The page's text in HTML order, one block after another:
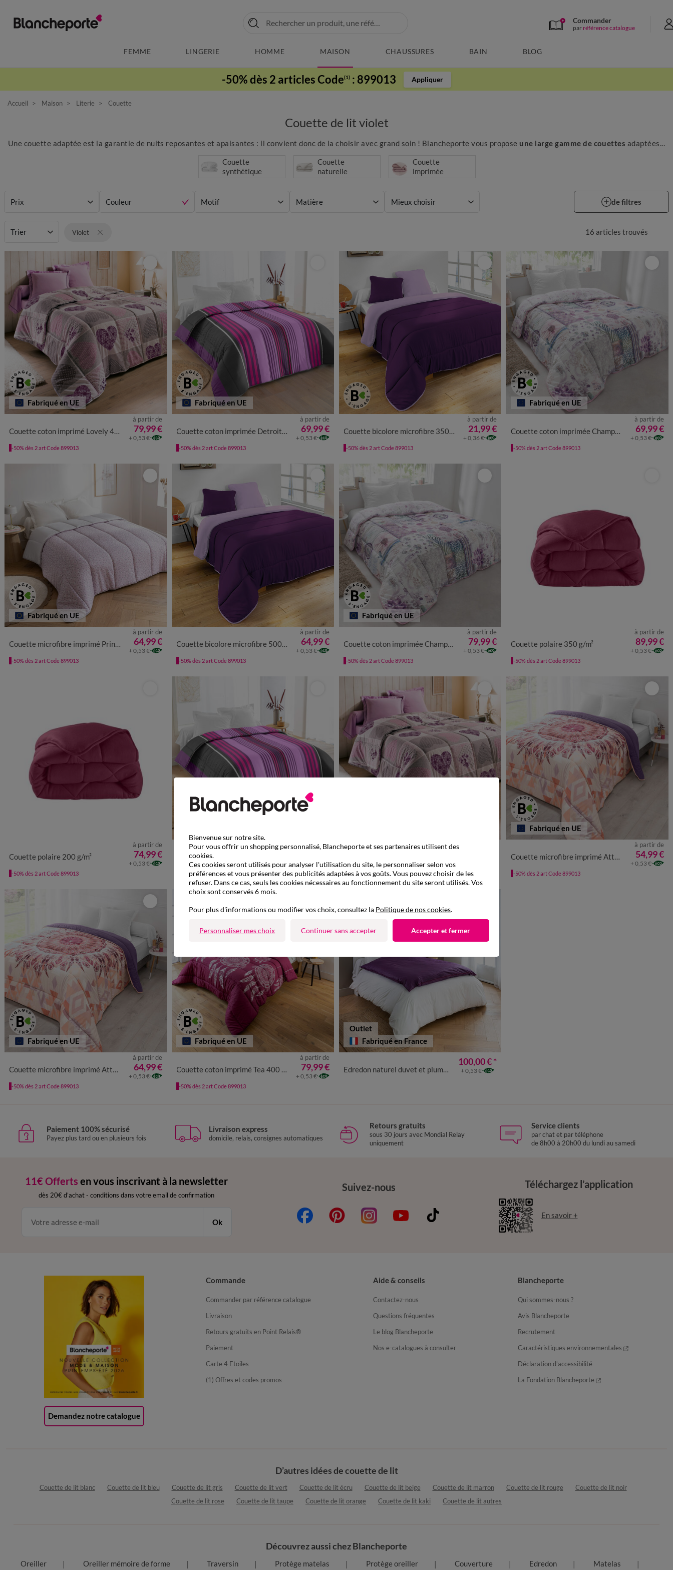
Commander
par référence catalogue
FEMME LINGERIE HOMME MAISON CHAUSSURES BAIN BLOG
-50% dès 2 articles Code(1) : 899013 Appliquer
Accueil Maison Literie Couette
Couette de lit violet
Une couette adaptée est la garantie de nuits reposantes et apaisantes : il convient donc de la choisir avec grand soin ! Blancheporte vous propose une large gamme de couettes adaptées...
Couette
synthétique
Couette
naturelle
Couette
imprimée
Prix Couleur Motif Matière Mieux choisir
Dimensions
de filtres
16 articles trouvés
Trier Violet
Fabriqué en UE
Couette coton imprimé Lovely 400 g/m²
à partir de
79,99 €
+ 0,53 €
-50% dès 2 art Code 899013
Fabriqué en UE
Couette coton imprimée Detroit 200 g/m²
à partir de
69,99 €
+ 0,53 €
-50% dès 2 art Code 899013
Couette bicolore microfibre 350 g/m²
à partir de
21,99 €
+ 0,36 €
-50% dès 2 art Code 899013
Fabriqué en UE
Couette coton imprimée Champêtre 200 g/m²
à partir de
69,99 €
+ 0,53 €
-50% dès 2 art Code 899013
Fabriqué en UE
Couette microfibre imprimé Printemps 400 g/m²
à partir de
64,99 €
+ 0,53 €
-50% dès 2 art Code 899013
Couette bicolore microfibre 500 g/m²
à partir de
64,99 €
+ 0,53 €
-50% dès 2 art Code 899013
Fabriqué en UE
Couette coton imprimée Champêtre 400 g/m²
à partir de
79,99 €
+ 0,53 €
-50% dès 2 art Code 899013
Couette polaire 350 g/m²
à partir de
89,99 €
+ 0,53 €
-50% dès 2 art Code 899013
Couette polaire 200 g/m²
à partir de
74,99 €
+ 0,53 €
-50% dès 2 art Code 899013
Couette coton imprimée Detroit 400 g/m²
à partir de
+ 0,53 €
-50% dès 2 art Code 899013
Fabriqué en UE
Couette microfibre imprimé Attrape-rêves 200 g/m²
à partir de
54,99 €
+ 0,53 €
-50% dès 2 art Code 899013
Fabriqué en UE
Couette microfibre imprimé Attrape-rêves 400 g/m²
à partir de
64,99 €
+ 0,53 €
-50% dès 2 art Code 899013
Fabriqué en UE
Couette coton imprimé Tea 400 g/m²
à partir de
79,99 €
+ 0,53 €
-50% dès 2 art Code 899013
Outlet
Fabriqué en France
Edredon naturel duvet et plumettes
100,00 €*
+ 0,53 €
Paiement 100% sécurisé
Payez plus tard ou en plusieurs fois
Livraison express
domicile, relais, consignes automatiques
Retours gratuits
sous 30 jours avec Mondial Relay
uniquement
Service clients
par chat et par téléphone
de 8h00 à 20h00 du lundi au samedi
11€ Offerts en vous inscrivant à la newsletter
dès 20€ d’achat - conditions dans votre email de confirmation
Ok
Suivez-nous Téléchargez l’application
En savoir +
Demandez notre catalogue
Commande
Commander par référence catalogue
Livraison
Retours gratuits en Point Relais®
Paiement
Carte 4 Etoiles
(1) Offres et codes promos
Aide & conseils
Contactez-nous
Questions fréquentes
Le blog Blancheporte
Nos e-catalogues à consulter
Blancheporte
Qui sommes-nous ?
Avis Blancheporte
Recrutement
Caractéristiques environnementales
Déclaration d’accessibilité
La Fondation Blancheporte
D’autres idées de couette de lit
Couette de lit blanc Couette de lit bleu Couette de lit gris Couette de lit vert Couette de lit écru Couette de lit beige Couette de lit marron Couette de lit rouge
Couette de lit noir
Couette de lit rose
Couette de lit taupe Couette de lit orange Couette de lit kaki Couette de lit autres
Découvrez aussi chez Blancheporte
Oreiller Oreiller mémoire de forme Traversin Protège matelas Protège oreiller Couverture Edredon Matelas
Bienvenue sur notre site.
Pour vous offrir un shopping personnalisé, Blancheporte et ses partenaires utilisent des
cookies.
Ces cookies seront utilisés pour analyser l'utilisation du site, le personnaliser selon vos
préférences et vous présenter des publicités adaptées à vos goûts. Vous pouvez choisir de les
refuser. Dans ce cas, seuls les cookies nécessaires au fonctionnement du site seront utilisés. Vos
choix sont conservés 6 mois.
Pour plus d'informations ou modifier vos choix, consultez la Politique de nos cookies.
Personnaliser mes choix Continuer sans accepter Accepter et fermer